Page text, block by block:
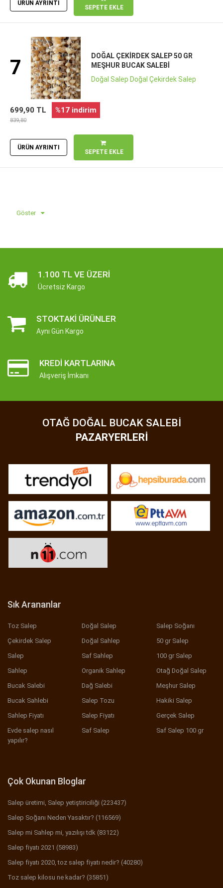
ÜRÜN AYRINTI
SEPETE EKLE
7
DOĞAL ÇEKIRDEK SALEP 50 GR
MEŞHUR BUCAK SALEBI
Doğal Salep Doğal Çekirdek Salep
699,90 TL %17 indirim
839,80
ÜRÜN AYRINTI
SEPETE EKLE
Göster
1.100 TL VE ÜZERI
Ücretsiz Kargo
STOKTAKI ÜRÜNLER
Aynı Gün Kargo
KREDI KARTLARINA
Alışveriş İmkanı
OTAĞ DOĞAL BUCAK SALEBI
PAZARYERLERI
Sık Arananlar
Toz Salep
Çekirdek Salep
Salep
Sahlep
Bucak Salebi
Bucak Sahlebi
Sahlep Fiyatı
Evde salep nasıl
yapılır?
Doğal Salep
Doğal Sahlep
Saf Sahlep
Organik Sahlep
Dağ Salebi
Salep Tozu
Salep Fiyatı
Saf Salep
Salep Soğanı
50 gr Salep
100 gr Salep
Otağ Doğal Salep
Meşhur Salep
Hakiki Salep
Gerçek Salep
Saf Salep 100 gr
Çok Okunan Bloglar
Salep üretimi, Salep yetiştiriciliği (223437)
Salep Soğanı Neden Yasaktır? (116569)
Salep mi Sahlep mi, yazılışı tdk (83122)
Salep fiyatı 2021 (58983)
Salep fiyatı 2020, toz salep fiyatı nedir? (40280)
Toz salep kilosu ne kadar? (35851)